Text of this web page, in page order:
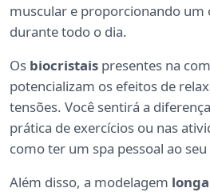
muscular e proporcionando
durante todo o dia.
Os biocristais presentes na
potencializam os efeitos de
tensões. Você sentirá a
prática de exercícios ou nas
como ter um spa pessoal ao seu
Além disso, a modelagem longa